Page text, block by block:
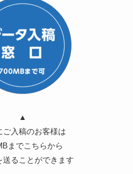
▲
ご入稿のお客様は
までこちらから
送ることができます